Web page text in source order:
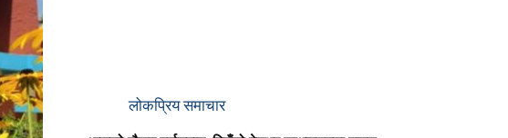
लोकप्रिय समाचार